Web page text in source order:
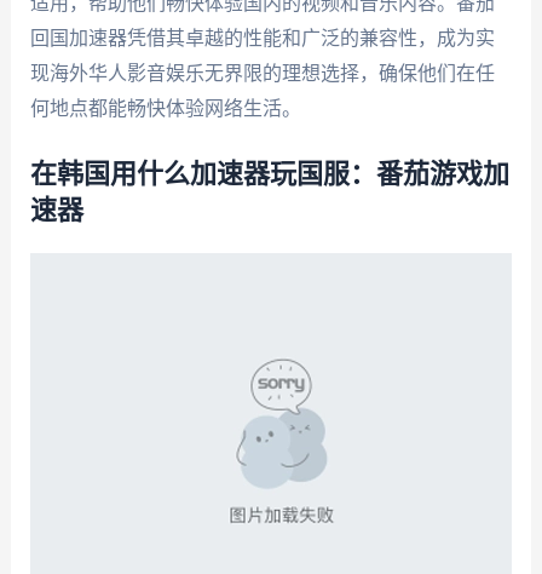
回国加速器凭借其卓越的性能和广泛的兼容性，成为实
现海外华人影音娱乐无界限的理想选择，确保他们在任
何地点都能畅快体验网络生活。
在韩国用什么加速器玩国服：番茄游戏加
速器